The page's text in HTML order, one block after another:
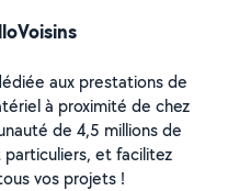
aux prestations de
à proximité de chez
de 4,5 millions de
et facilitez
vos projets !